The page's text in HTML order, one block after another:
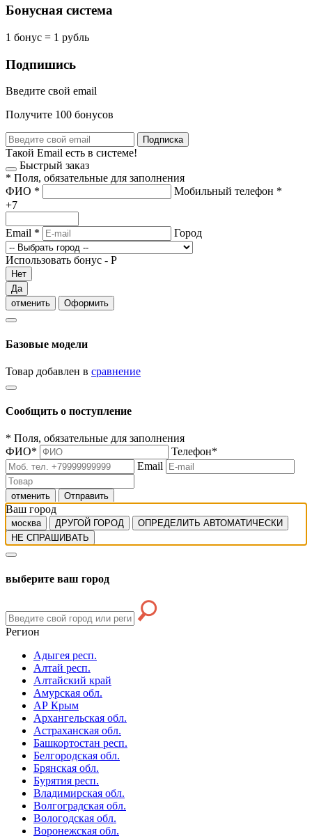
Бонусная система
1 бонус = 1 рубль
Подпишись
Введите свой email
Получите 100 бонусов
Подписка
Такой Email есть в системе!
Быстрый заказ
* Поля, обязательные для заполнения
ФИО * Мобильный телефон *
+7
Email * Город
Использовать бонус - Р
Нет
Да
отменить
Оформить
Базовые модели
Товар добавлен в сравнение
Сообщить о поступление
* Поля, обязательные для заполнения
ФИО* Телефон*
Email
отменить Отправить
Ваш город
москва ДРУГОЙ ГОРОД
ОПРЕДЕЛИТЬ АВТОМАТИЧЕСКИ
НЕ СПРАШИВАТЬ
выберите ваш город
Регион
Адыгея респ.
Алтай респ.
Алтайский край
Амурская обл.
АР Крым
Архангельская обл.
Астраханская обл.
Башкортостан респ.
Белгородская обл.
Брянская обл.
Бурятия респ.
Владимирская обл.
Волгоградская обл.
Вологодская обл.
Воронежская обл.